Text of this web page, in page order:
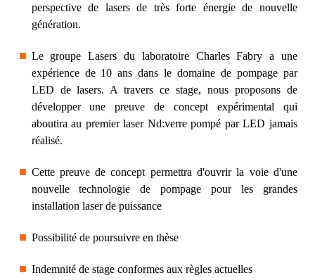
perspective de lasers de très forte énergie de nouvelle
génération.
Le groupe Lasers du laboratoire Charles Fabry a une
expérience de 10 ans dans le domaine de pompage par
LED de lasers. A travers ce stage, nous proposons de
développer une preuve de concept expérimental qui
aboutira au premier laser Nd:verre pompé par LED jamais
réalisé.
Cette preuve de concept permettra d'ouvrir la voie d'une
nouvelle technologie de pompage pour les grandes
installation laser de puissance
Possibilité de poursuivre en thèse
Indemnité de stage conformes aux règles actuelles